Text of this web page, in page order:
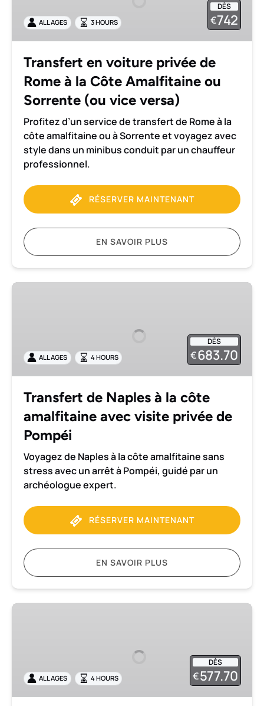
Rome
à
Côte
Amalfitaine
Sorrente
(ou
vice
versa)
DÈS
€742
ALL AGES 3 HOURS
Transfert en voiture privée de
Rome à la Côte Amalfitaine ou
Sorrente (ou vice versa)
Profitez d’un service de transfert de Rome à la
côte amalfitaine ou à Sorrente et voyagez avec
style dans un minibus conduit par un chauffeur
professionnel.
RÉSERVER MAINTENANT
EN SAVOIR PLUS
Transfert
côte
amalfitaine
visite
privée
Pompéi
DÈS
€683.70
ALL AGES 4 HOURS
Transfert de Naples à la côte
amalfitaine avec visite privée de
Pompéi
Voyagez de Naples à la côte amalfitaine sans
stress avec un arrêt à Pompéi, guidé par un
archéologue expert.
RÉSERVER MAINTENANT
EN SAVOIR PLUS
Transfert
avec
visite
DÈS
€577.70
ALL AGES 4 HOURS